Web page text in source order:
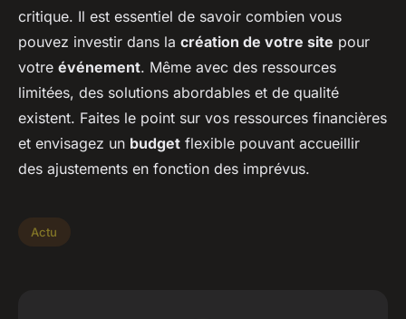
critique. Il est essentiel de savoir combien vous
pouvez investir dans la création de votre site pour
votre événement. Même avec des ressources
limitées, des solutions abordables et de qualité
existent. Faites le point sur vos ressources financières
et envisagez un budget flexible pouvant accueillir
des ajustements en fonction des imprévus.
Actu